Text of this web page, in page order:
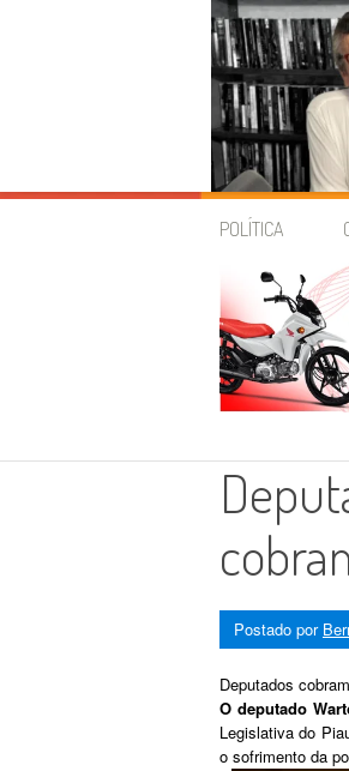
Skip
POLÍTICA
Postado por
Deputados
O deputado
Legislativa do
o sofrimento da